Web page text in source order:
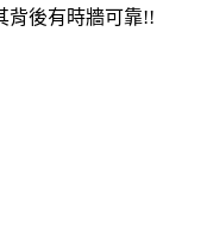
背後有時牆可靠!!